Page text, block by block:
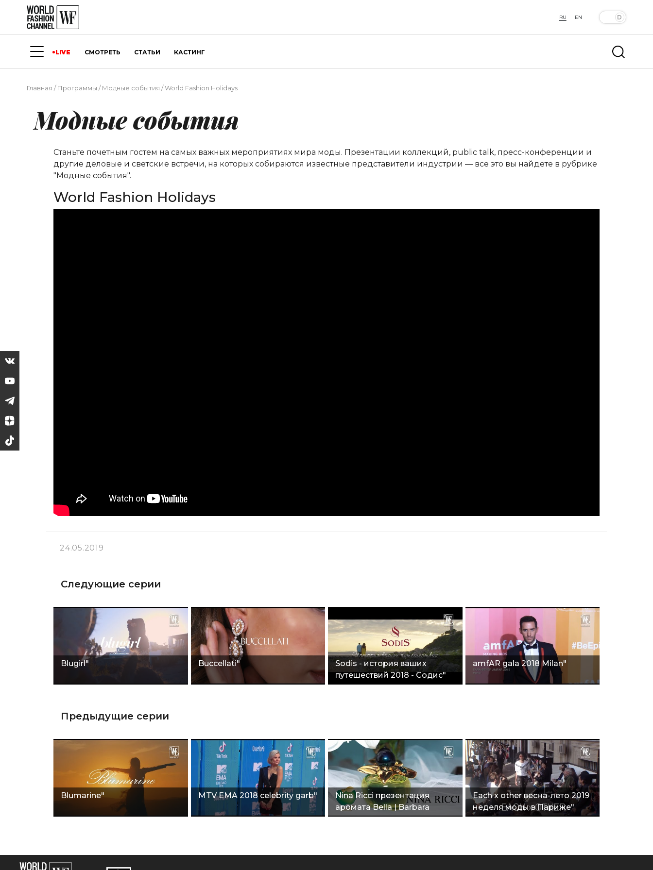
RU EN
LIVE СМОТРЕТЬ СТАТЬИ КАСТИНГ
Главная /Программы /Модные события /World Fashion Holidays
Модные события
Станьте почетным гостем на самых важных мероприятиях мира моды. Презентации коллекций, public talk, пресс-конференции и
другие деловые и светские встречи, на которых собираются известные представители индустрии — все это вы найдете в рубрике
"Модные события".
World Fashion Holidays
24.05.2019
Следующие серии
Blugirl" Buccellati"
Sodis - история ваших
путешествий 2018 - Содис"
amfAR gala 2018 Milan"
Предыдущие серии
Blumarine" MTV EMA 2018 celebrity garb"
Nina Ricci презентация
аромата Bella | Barbara
Palvin"
Еach x other весна-лето 2019
неделя моды в Париже"